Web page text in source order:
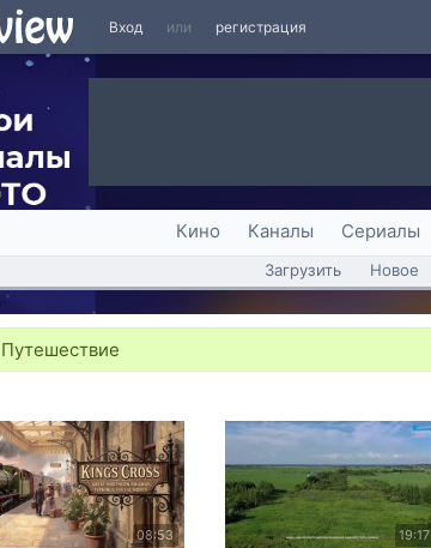
Вход или регистрация
Кино Каналы Сериалы
Загрузить Новое
Путешествие
08:53 19:17